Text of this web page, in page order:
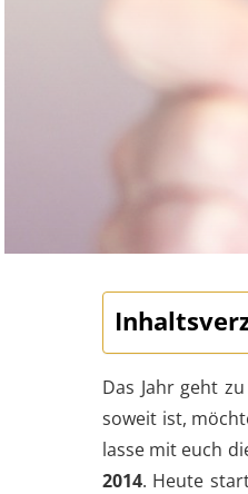
Das Jahr geht
soweit ist,
lasse mit euch
2014. Heute